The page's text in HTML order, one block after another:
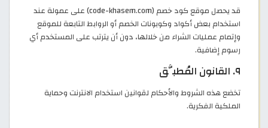
قد يحصل موقع كود خصم (code-khasem.com) على عمولة عند
استخدام بعض أكواد وكوبونات الخصم أو الروابط التابعة للموقع
وإتمام عمليات الشراء من خلالها، دون أن يترتب على المستخدم أي
رسوم إضافية.
٩. القانون المُطبَّق
تخضع هذه الشروط والأحكام لقوانين استخدام الانترنت وحماية
الملكية الفكرية.